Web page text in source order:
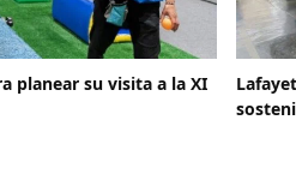
planear su visita a la XI